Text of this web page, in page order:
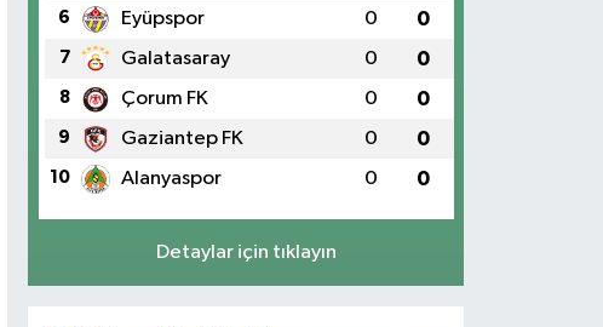
6 Eyüpspor 0 0
7 Galatasaray 0 0
8 Çorum FK 0 0
9 Gaziantep FK 0 0
10 Alanyaspor 0 0
Detaylar için tıklayın